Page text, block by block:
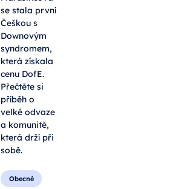
se stala první
Češkou s
Downovým
syndromem,
která získala
cenu DofE.
Přečtěte si
příběh o
velké odvaze
a komunitě,
která drží při
sobě.
Obecné